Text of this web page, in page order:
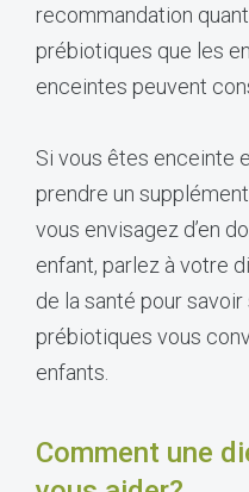
recommandation
prébiotiques que les
enceintes peuvent
Si vous êtes enceinte
prendre un
vous envisagez d’en
enfant, parlez à votre
de la santé pour
prébiotiques vous
enfants.
Comment une